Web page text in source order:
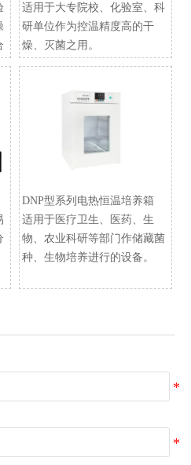
适用于大专院校、化验室、科
研单位作为控温精度高的干
燥、灭菌之用。
​DNP型系列电热恒温培养箱
适用于医疗卫生、医药、生
物、农业科研等部门作储藏菌
种、生物培养进行的设备。